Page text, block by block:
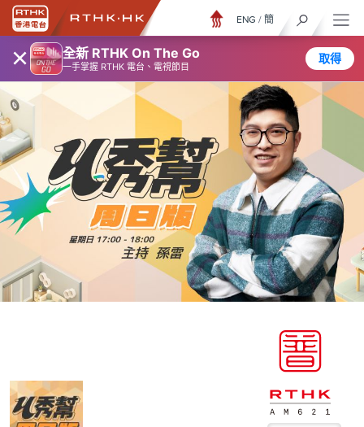
× 全新 RTHK On The Go
一手掌握 RTHK 電台、電視節目
取得
ENG / 簡